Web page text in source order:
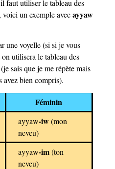
faut utiliser le tableau des
voici un exemple avecayyaw
une voyelle (si si je vous
utilisera le tableau des
sais que je me répète mais
avez bien compris).
Féminin
ayyaw-iw(mon
neveu)
ayyaw-im(ton
neveu)